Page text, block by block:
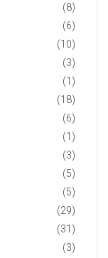
(8)
(6)
(10)
(3)
(1)
(18)
(6)
(1)
(3)
(5)
(5)
(29)
(31)
(3)